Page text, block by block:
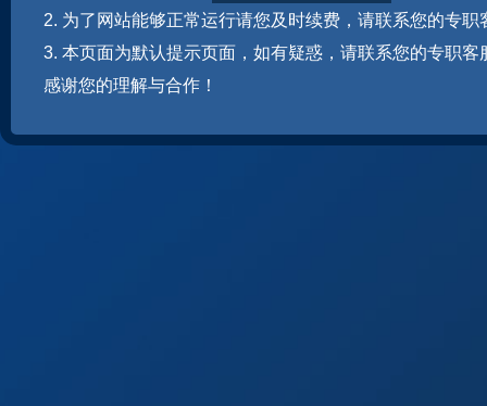
2. 为了网站能够正常运行请您及时续费，请联系您的专职
3. 本页面为默认提示页面，如有疑惑，请联系您的专职客
感谢您的理解与合作！